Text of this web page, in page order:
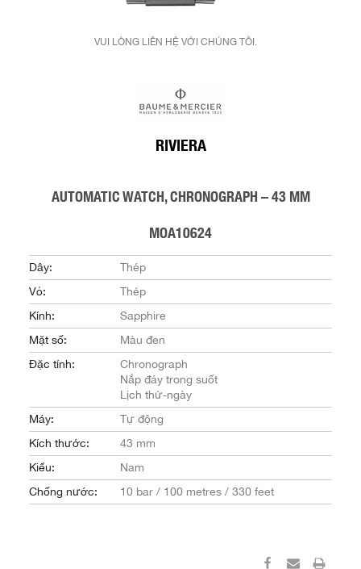
VUI LÒNG LIÊN HỆ VỚI CHÚNG TÔI.
RIVIERA
AUTOMATIC WATCH, CHRONOGRAPH – 43 MM
MOA10624
Dây:
Thép
Vỏ:
Thép
Kính:
Sapphire
Mặt số:
Màu đen
Đặc tính:
Chronograph
Nắp đáy trong suốt
Lịch thứ-ngày
Máy:
Tự động
Kích thước:
43 mm
Kiểu:
Nam
Chống nước:
10 bar / 100 metres / 330 feet